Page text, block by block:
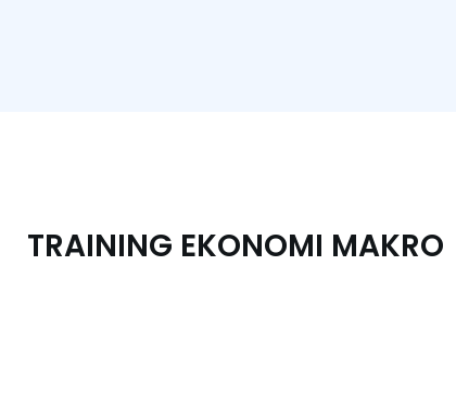
TRAINING EKONOMI MAKRO